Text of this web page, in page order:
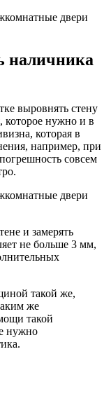
наличника
выровнять стену
которое нужно и в
которая в
например, при
совсем
и замерять
не больше 3 мм,
такой же,
же
такой
нужно